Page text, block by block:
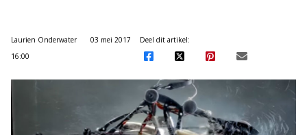
Laurien Onderwater
03 mei 2017
16:00
Deel dit artikel: